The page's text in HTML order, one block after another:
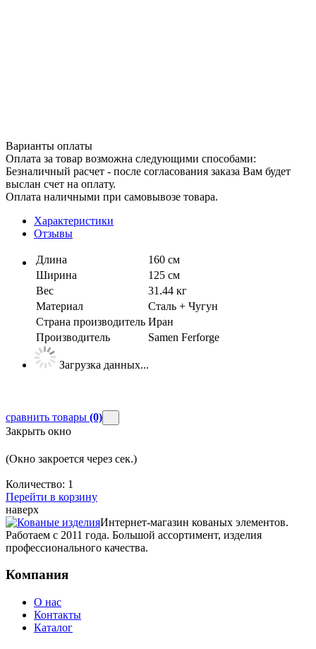
Варианты оплаты
Оплата за товар возможна следующими способами:
Безналичный расчет - после согласования заказа Вам будет
выслан счет на оплату.
Оплата наличными при самовывозе товара.
Характеристики
Отзывы
Длина
160 см
Ширина
125 см
Вес
31.44 кг
Материал
Сталь + Чугун
Страна производитель Иран
Производитель
Samen Ferforge
Загрузка данных...
сравнить товары (0)
Закрыть окно
(Окно закроется через сек.)
Количество: 1
Перейти в корзину
наверх
Интернет-магазин кованых элементов.
Работаем с 2011 года. Большой ассортимент, изделия
профессионального качества.
Компания
О нас
Контакты
Каталог